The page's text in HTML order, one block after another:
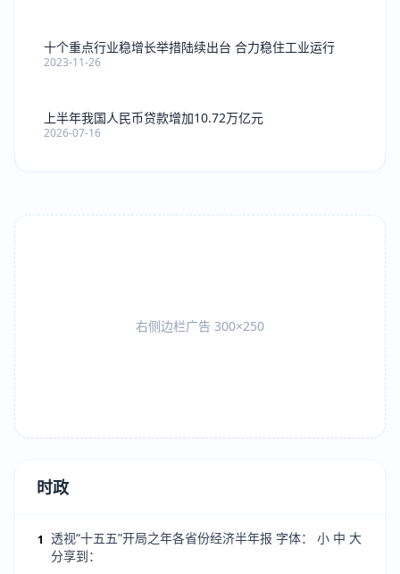
十个重点行业稳增长举措陆续出台 合力稳住工业运行
2023-11-26
上半年我国人民币贷款增加10.72万亿元
2026-07-16
右侧边栏广告 300×250
时政
1 透视“十五五”开局之年各省份经济半年报 字体： 小 中 大
分享到：